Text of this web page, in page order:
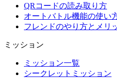
QRコードの読み取り方
オートバトル機能の使い
フレンドのやり方とメリ
ミッション
ミッション一覧
シークレットミッション